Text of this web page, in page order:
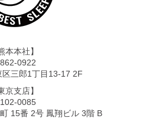
本本社】
0922
区三郎1丁目13-17 2F
京支店】
0085
15番 2号 鳳翔ビル 3階 B